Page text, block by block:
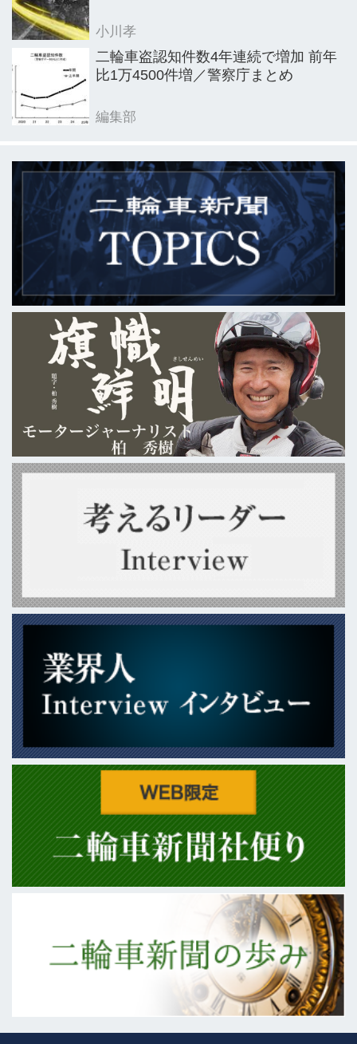
小川孝
二輪車盗認知件数4年連続で増加 前年
比1万4500件増／警察庁まとめ
編集部